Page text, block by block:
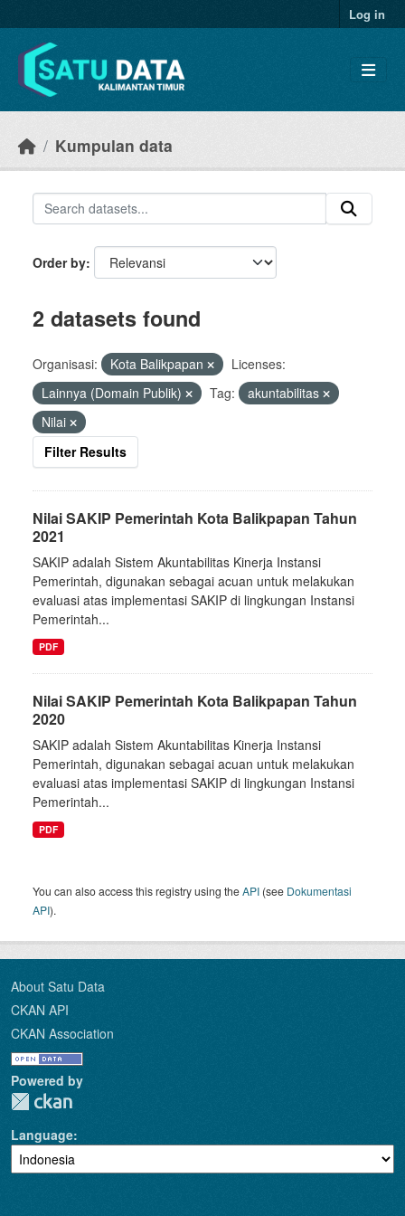
Log in
Kumpulan data
Order by
2 datasets found
Organisasi: Kota Balikpapan
Licenses:
Lainnya (Domain Publik)
Tag:
akuntabilitas
Nilai
Filter Results
Nilai SAKIP Pemerintah Kota Balikpapan Tahun
2021
SAKIP adalah Sistem Akuntabilitas Kinerja Instansi
Pemerintah, digunakan sebagai acuan untuk melakukan
evaluasi atas implementasi SAKIP di lingkungan Instansi
Pemerintah...
PDF
Nilai SAKIP Pemerintah Kota Balikpapan Tahun
2020
SAKIP adalah Sistem Akuntabilitas Kinerja Instansi
Pemerintah, digunakan sebagai acuan untuk melakukan
evaluasi atas implementasi SAKIP di lingkungan Instansi
Pemerintah...
PDF
You can also access this registry using theAPI (see Dokumentasi
API).
About Satu Data
CKAN API
CKAN Association
Powered by
Language